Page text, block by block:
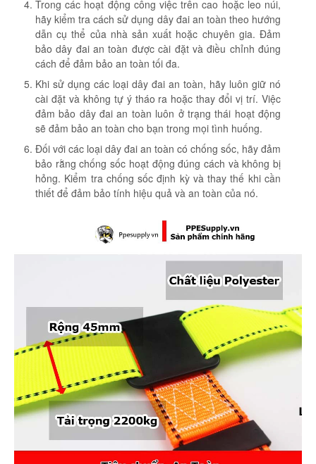
Trong các hoạt động công việc trên cao hoặc leo núi,
hãy kiểm tra cách sử dụng dây đai an toàn theo hướng
dẫn cụ thể của nhà sản xuất hoặc chuyên gia. Đảm
bảo dây đai an toàn được cài đặt và điều chỉnh đúng
cách để đảm bảo an toàn tối đa.
Khi sử dụng các loại dây đai an toàn, hãy luôn giữ nó
cài đặt và không tự ý tháo ra hoặc thay đổi vị trí. Việc
đảm bảo dây đai an toàn luôn ở trạng thái hoạt động
sẽ đảm bảo an toàn cho bạn trong mọi tình huống.
Đối với các loại dây đai an toàn có chống sốc, hãy đảm
bảo rằng chống sốc hoạt động đúng cách và không bị
hỏng. Kiểm tra chống sốc định kỳ và thay thế khi cần
thiết để đảm bảo tính hiệu quả và an toàn của nó.